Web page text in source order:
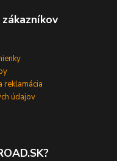
reklamácia
údajov